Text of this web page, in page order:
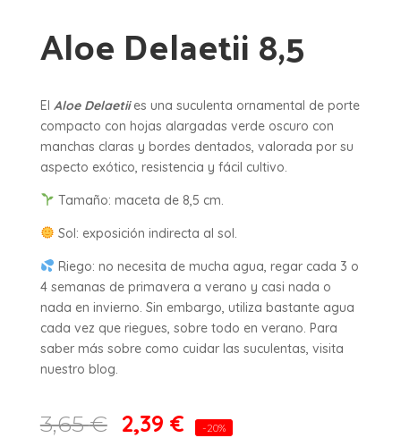
Aloe Delaetii 8,5
El Aloe Delaetiies una suculenta ornamental de porte
compacto con hojas alargadas verde oscuro con
manchas claras y bordes dentados, valorada por su
aspecto exótico, resistencia y fácil cultivo.
Tamaño: maceta de 8,5 cm.
Sol: exposición indirecta al sol.
Riego: no necesita de mucha agua, regar cada 3 o
4 semanas de primavera a verano y casi nada o
nada en invierno. Sin embargo, utiliza bastante agua
cada vez que riegues, sobre todo en verano. Para
saber más sobre como cuidar las suculentas, visita
nuestro blog.
3,65€ 2,39 € -20%